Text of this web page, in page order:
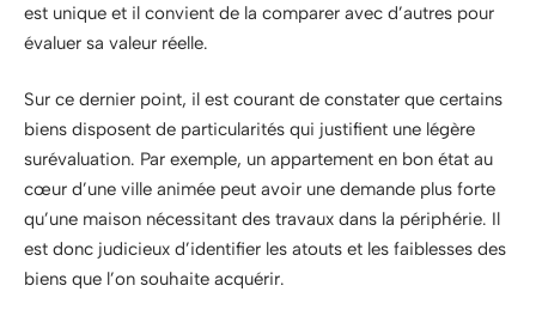
est unique et il convient de la comparer avec d’autres pour
évaluer sa valeur réelle.
Sur ce dernier point, il est courant de constater que certains
biens disposent de particularités qui justifient une légère
surévaluation. Par exemple, un appartement en bon état au
cœur d’une ville animée peut avoir une demande plus forte
qu’une maison nécessitant des travaux dans la périphérie. Il
est donc judicieux d’identifier les atouts et les faiblesses des
biens que l’on souhaite acquérir.